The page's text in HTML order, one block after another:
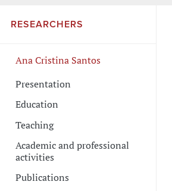
RESEARCHERS
Ana Cristina Santos
Presentation
Education
Teaching
Academic and professional
activities
Publications